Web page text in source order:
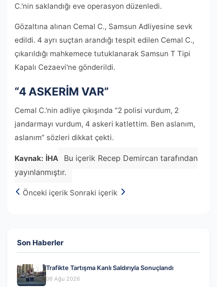
C.'nin saklandığı eve operasyon düzenledi.
Gözaltına alınan Cemal C., Samsun Adliyesine sevk
edildi. 4 ayrı suçtan arandığı tespit edilen Cemal C.,
çıkarıldığı mahkemece tutuklanarak Samsun T Tipi
Kapalı Cezaevi'ne gönderildi.
“4 ASKERİM VAR”
Cemal C.'nin adliye çıkışında “2 polisi vurdum, 2
jandarmayı vurdum, 4 askeri katlettim. Ben aslanım,
aslanım” sözleri dikkat çekti.
Kaynak: İHA
Bu içerik Recep Demircan tarafından
yayınlanmıştır.
Önceki içerik Sonraki içerik
Son Haberler
Trafikte Tartışma Kanlı Saldırıyla Sonuçlandı
06 Ağu 2026